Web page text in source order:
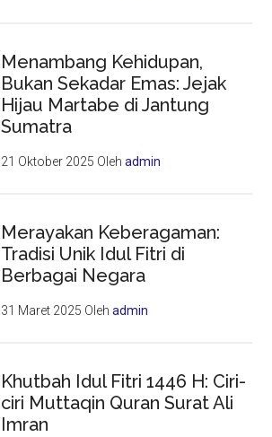
Menambang Kehidupan,
Bukan Sekadar Emas: Jejak
Hijau Martabe di Jantung
Sumatra
21 Oktober 2025 Olehadmin
Merayakan Keberagaman:
Tradisi Unik Idul Fitri di
Berbagai Negara
31 Maret 2025 Olehadmin
Khutbah Idul Fitri 1446 H: Ciri-
ciri Muttaqin Quran Surat Ali
Imran